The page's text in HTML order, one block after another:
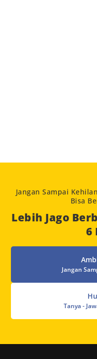
Jangan Sampai
Bisa
Lebih Jago
6
Jangan
Tanya -